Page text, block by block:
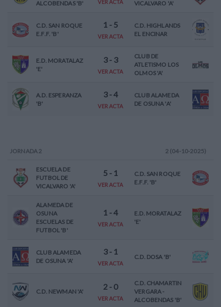
ALCOBENDAS 'B'
VER ACTA
VICALVARO 'A'
C.D. SAN ROQUE
E.F.F. 'B'
1- 5
VER ACTA
C.D. HIGHLANDS
EL ENCINAR
E.D. MORATALAZ
'E'
3- 3
VER ACTA
CLUB DE
ATLETISMO LOS
OLMOS 'A'
A.D. ESPERANZA
'B'
3-4
VER ACTA
CLUB ALAMEDA
DE OSUNA 'A'
JORNADA 2 2 (04-10-2025)
ESCUELA DE
FUTBOL DE
VICALVARO 'A'
5- 1
VER ACTA
C.D. SAN ROQUE
E.F.F. 'B'
ALAMEDA DE
OSUNA
ESCUELAS DE
FUTBOL 'B'
1-4
VER ACTA
E.D. MORATALAZ
'E'
CLUB ALAMEDA
DE OSUNA 'A'
3- 1
VER ACTA
C.D. DOSA 'B'
C.D. NEWMAN 'A'
2- 0
VER ACTA
C.D. CHAMARTIN
VERGARA -
ALCOBENDAS 'B'